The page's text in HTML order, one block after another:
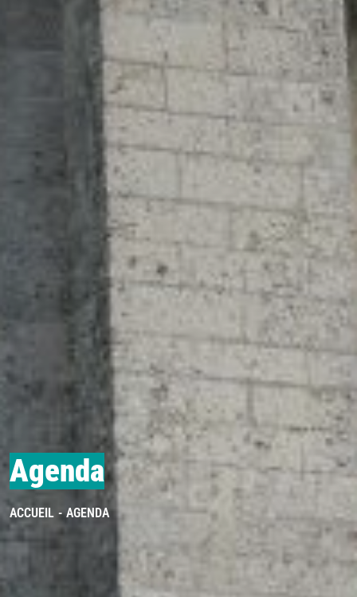
Agenda
ACCUEIL AGENDA